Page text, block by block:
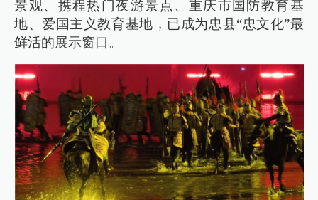
景观、携程热门夜游景点、重庆市国防教育基
地、爱国主义教育基地，已成为忠县“忠文化”最
鲜活的展示窗口。